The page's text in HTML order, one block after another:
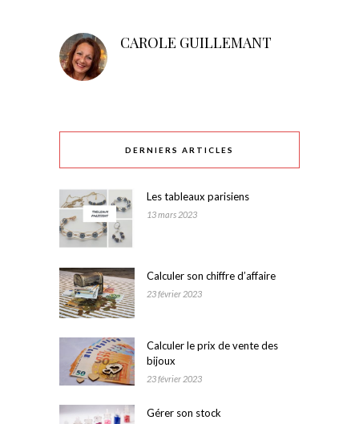
CAROLE GUILLEMANT
DERNIERS ARTICLES
Les tableaux parisiens
13 mars 2023
Calculer son chiffre d’affaire
23 février 2023
Calculer le prix de vente des
bijoux
23 février 2023
Gérer son stock